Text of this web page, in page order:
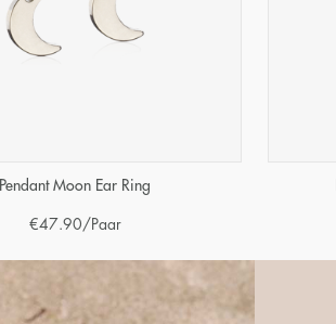
Pendant Moon Ear Ring
€47.90 /Paar